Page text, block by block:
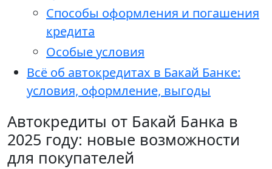
Способы оформления и погашения
кредита
Особые условия
Всё об автокредитах в Бакай Банке:
условия, оформление, выгоды
Автокредиты от Бакай Банка в
2025 году: новые возможности
для покупателей